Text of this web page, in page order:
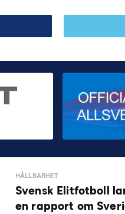
HÅLLBARHET
Svensk Elitfotboll
en rapport om